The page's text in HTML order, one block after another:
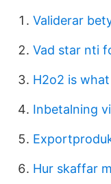
Validerar
Vad star nti
H2o2 is
Inbetalning
Hur skaffar